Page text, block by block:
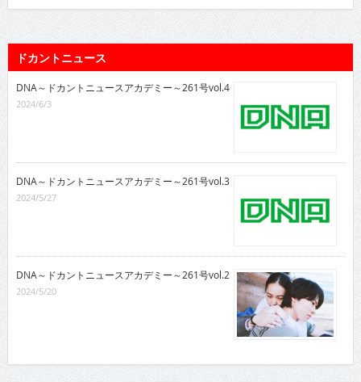
ドカントニュース
DNA～ドカントニュースアカデミー～261号vol.4
2024/6/3
DNA～ドカントニュースアカデミー～261号vol.3
2024/5/27
DNA～ドカントニュースアカデミー～261号vol.2
2024/5/20